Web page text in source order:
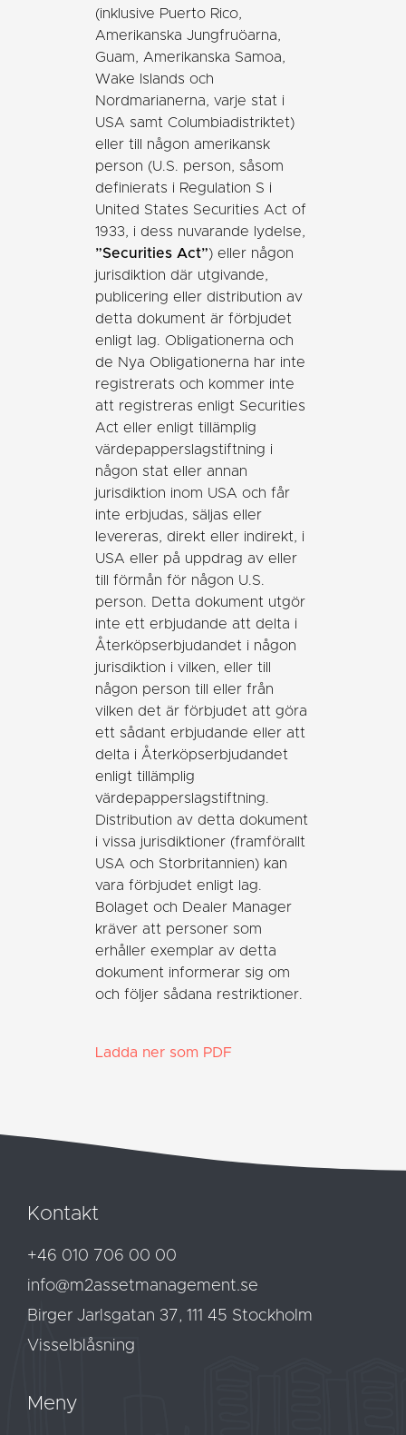
(inklusive Puerto Rico,
Amerikanska Jungfruöarna,
Guam, Amerikanska Samoa,
Wake Islands och
Nordmarianerna, varje stat i
USA samt Columbiadistriktet)
eller till någon amerikansk
person (U.S. person, såsom
definierats i Regulation S i
United States Securities Act of
1933, i dess nuvarande lydelse,
”Securities Act”) eller någon
jurisdiktion där utgivande,
publicering eller distribution av
detta dokument är förbjudet
enligt lag. Obligationerna och
de Nya Obligationerna har inte
registrerats och kommer inte
att registreras enligt Securities
Act eller enligt tillämplig
värdepapperslagstiftning i
någon stat eller annan
jurisdiktion inom USA och får
inte erbjudas, säljas eller
levereras, direkt eller indirekt, i
USA eller på uppdrag av eller
till förmån för någon U.S.
person. Detta dokument utgör
inte ett erbjudande att delta i
Återköpserbjudandet i någon
jurisdiktion i vilken, eller till
någon person till eller från
vilken det är förbjudet att göra
ett sådant erbjudande eller att
delta i Återköpserbjudandet
enligt tillämplig
värdepapperslagstiftning.
Distribution av detta dokument
i vissa jurisdiktioner (framförallt
USA och Storbritannien) kan
vara förbjudet enligt lag.
Bolaget och Dealer Manager
kräver att personer som
erhåller exemplar av detta
dokument informerar sig om
och följer sådana restriktioner.
Ladda ner som PDF
Kontakt
+46 010 706 00 00
info@m2assetmanagement.se
Birger Jarlsgatan 37, 111 45 Stockholm
Visselblåsning
Meny